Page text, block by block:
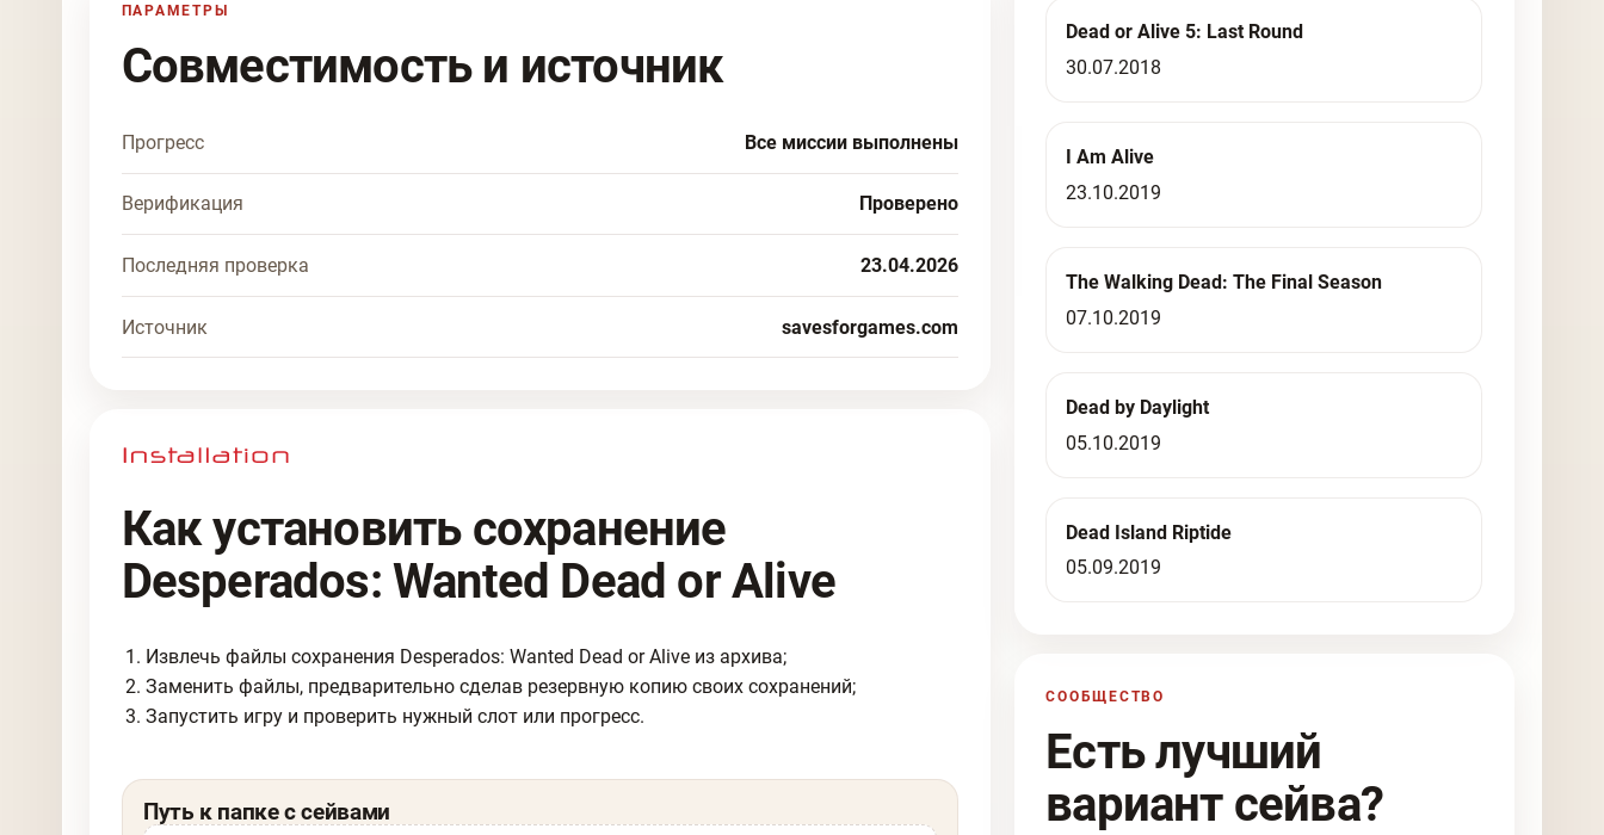
ПАРАМЕТРЫ
Совместимость и источник
Прогресс Все миссии выполнены
Верификация Проверено
Последняя проверка 23.04.2026
Источник savesforgames.com
Как установить сохранение
Desperados: Wanted Dead or Alive
Извлечь файлы сохранения Desperados: Wanted Dead or Alive из архива;
Заменить файлы, предварительно сделав резервную копию своих сохранений;
Запустить игру и проверить нужный слот или прогресс.
Путь к папке с сейвами
Dead or Alive 5: Last Round
30.07.2018
I Am Alive
23.10.2019
The Walking Dead: The Final Season
07.10.2019
Dead by Daylight
05.10.2019
Dead Island Riptide
05.09.2019
СООБЩЕСТВО
Есть лучший
вариант сейва?